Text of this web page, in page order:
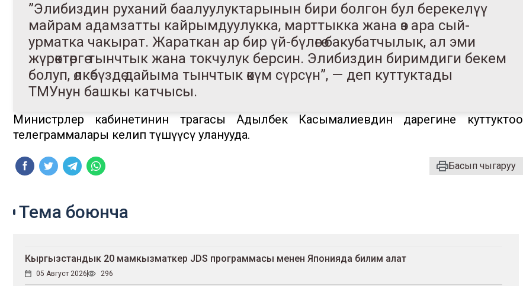
”Элибиздин руханий баалуулуктарынын бири болгон бул берекелүү
майрам адамзатты кайрымдуулукка, марттыкка жана өз ара сый-
урматка чакырат. Жараткан ар бир үй-бүлөгө бакубатчылык, ал эми
жүрөктөргө тынчтык жана токчулук берсин. Элибиздин биримдиги бекем
болуп, өлкөбүздө дайыма тынчтык өкүм сүрсүн”, — деп куттуктады
ТМУнун башкы катчысы.
Министрлер кабинетинин төрагасы Адылбек Касымалиевдин дарегине куттуктоо
телеграммалары келип түшүүсү уланууда.
Басып чыгаруу
Тема боюнча
Кыргызстандык 20 мамкызматкер JDS программасы менен Японияда билим алат
05 Август 2026 296